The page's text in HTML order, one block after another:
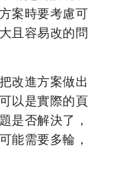
案時要考慮可
且容易改的問
改進方案做出
以是實際的頁
是否解決了，
能需要多輪，